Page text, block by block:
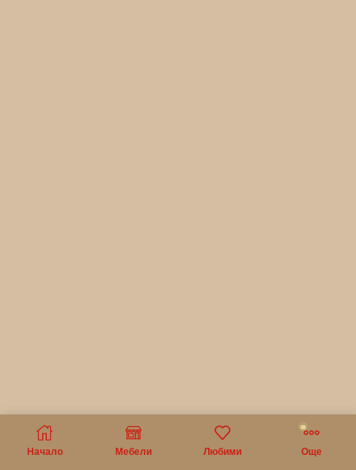
Начало Мебели Любими Още